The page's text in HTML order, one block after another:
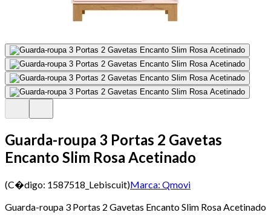
Guarda-roupa 3 Portas 2 Gavetas
Encanto Slim Rosa Acetinado
(C�digo: 1587518_Lebiscuit)Marca: Qmovi
Guarda-roupa 3 Portas 2 Gavetas Encanto Slim Rosa Acetinado